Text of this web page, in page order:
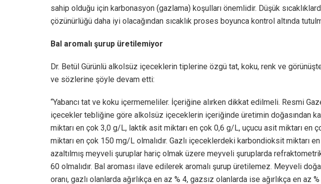
sahip olduğu için karbonasyon (gazlama) koşulları önemlidir. Düşük
çözünürlüğü daha iyi olacağından sıcaklık proses boyunca kontrol altında
Bal aromalı şurup üretilemiyor
Dr. Betül Gürünlü alkolsüz içeceklerin tiplerine özgü tat, koku, renk ve
ve sözlerine şöyle devam etti:
“Yabancı tat ve koku içermemeliler. İçeriğine alırken dikkat edilmeli. Resmi
içecekler tebliğine göre alkolsüz içeceklerin içeriğinde üretimin doğasından
miktarı en çok 3,0 g/L, laktik asit miktarı en çok 0,6 g/L, uçucu asit miktarı en
miktarı en çok 150 mg/L olmalıdır. Gazlı içeceklerdeki karbondioksit miktarı
azaltılmış meyveli şuruplar hariç olmak üzere meyveli şuruplarda
60 olmalıdır. Bal aroması ilave edilerek aromalı şurup üretilemez. Meyveli
oranı, gazlı olanlarda ağırlıkça en az % 4, gazsız olanlarda ise ağırlıkça en az %